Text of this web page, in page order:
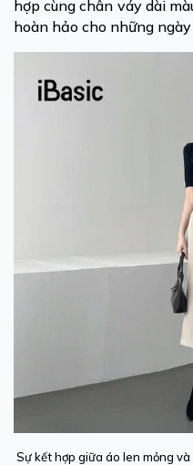
hợp cùng chân váy dài
hoàn hảo cho những
Sự kết hợp giữa áo len mỏng